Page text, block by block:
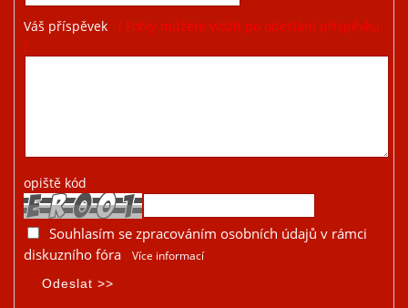
Váš příspěvek
( Fotky můžete vložit po odeslání příspěvku.
)
opiště kód
Souhlasím se zpracováním osobních údajů v rámci
diskuzního fóra
Více informací